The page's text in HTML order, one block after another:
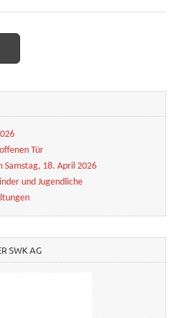
Tür
Samstag, 18. April 2026
und Jugendliche
SWK AG